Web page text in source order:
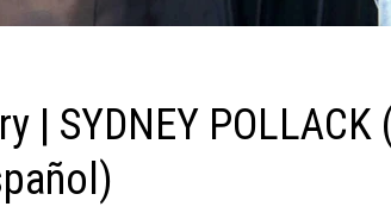
| SYDNEY